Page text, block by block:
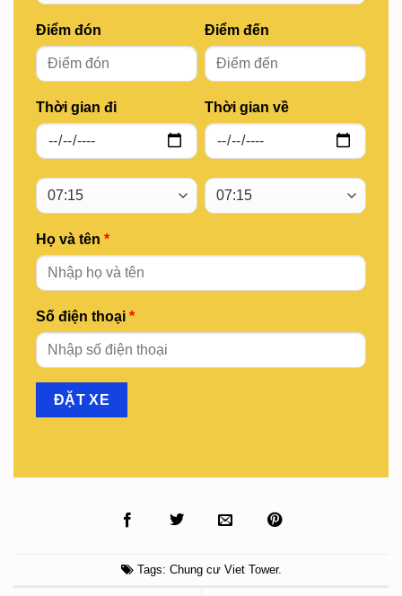
Điểm đón
Thời gian đi
Điểm đến
Thời gian về
Họ và tên *
Số điện thoại *
Tags: Chung cư Viet Tower.